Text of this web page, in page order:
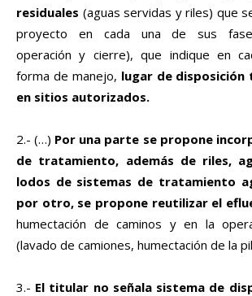
residuales (aguas servidas y riles) que
proyecto en cada una de sus
operación y cierre), que indique en
forma de manejo, lugar de
en sitios autorizados.
2.- (…) Por una parte se propone
de tratamiento, además de riles,
lodos de sistemas de tratamiento
por otro, se propone reutilizar el
humectación de caminos y en la
(lavado de camiones, humectación de la
3.- El titular no señala sistema de